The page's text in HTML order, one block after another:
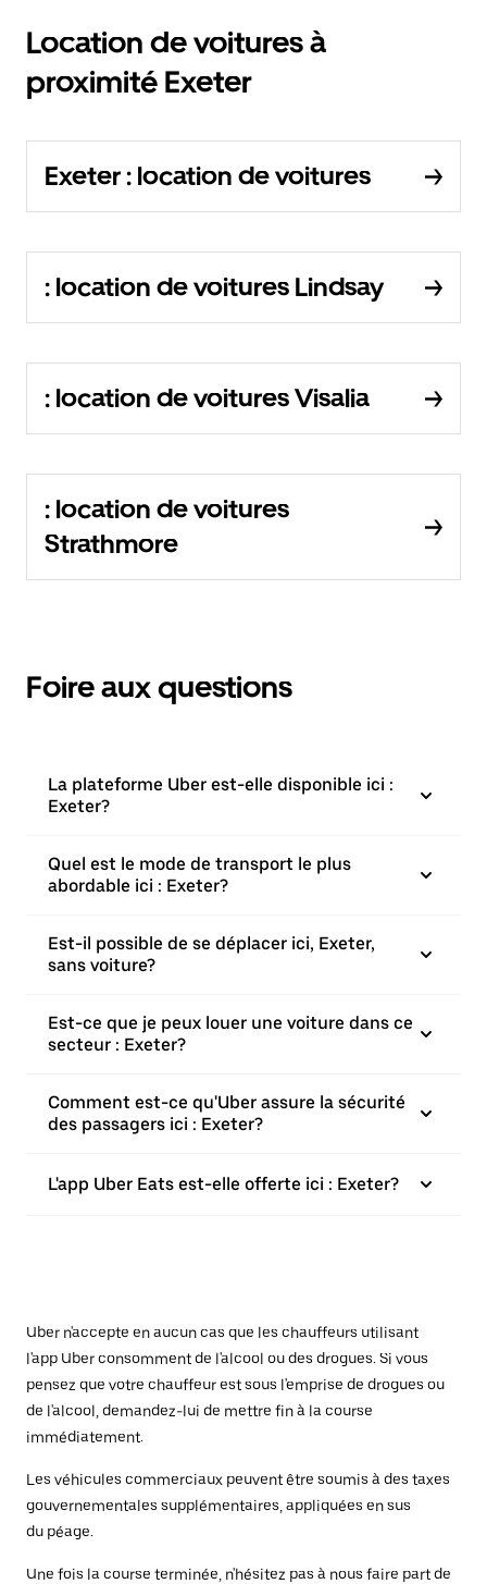
Location de voitures à
proximité Exeter
Exeter : location de voitures
: location de voitures Lindsay
: location de voitures Visalia
: location de voitures
Strathmore
Foire aux questions
La plateforme Uber est-elle disponible ici :
Exeter?
Quel est le mode de transport le plus
abordable ici : Exeter?
Est-il possible de se déplacer ici, Exeter,
sans voiture?
Est-ce que je peux louer une voiture dans ce
secteur : Exeter?
Comment est-ce qu'Uber assure la sécurité
des passagers ici : Exeter?
L'app Uber Eats est-elle offerte ici : Exeter?
Uber n'accepte en aucun cas que les chauffeurs utilisant
l'app Uber consomment de l'alcool ou des drogues. Si vous
pensez que votre chauffeur est sous l'emprise de drogues ou
de l'alcool, demandez-lui de mettre fin à la course
immédiatement.
Les véhicules commerciaux peuvent être soumis à des taxes
gouvernementales supplémentaires, appliquées en sus
du péage.
Une fois la course terminée, n'hésitez pas à nous faire part de